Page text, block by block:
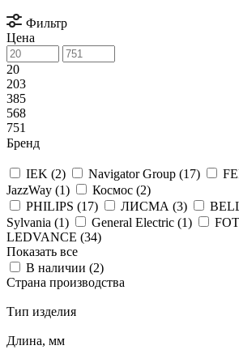
Фильтр
Цена
20
203
385
568
751
Бренд
IEK (2) Navigator Group (17)
JazzWay (1) Космос (2)
PHILIPS (17) ЛИСМА (3)
Sylvania (1) General Electric (1)
LEDVANCE (34)
Показать все
В наличии (2)
Страна производства
Тип изделия
Длина, мм